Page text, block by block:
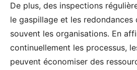
De plus, des inspections
le gaspillage et les redondances
souvent les organisations. En
continuellement les processus,
peuvent économiser des